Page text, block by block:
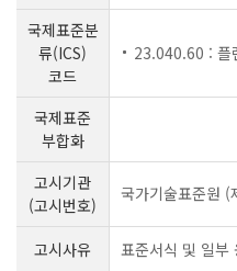
국제표준분
류(ICS)
코드
23.040.60 : 플
국제표준
부합화
고시기관
(고시번호)
국가기술표준원
고시사유 표준서식 및 일부